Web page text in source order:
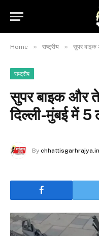
Home » राष्ट्रीय » सुपर बाइक
राष्ट्रीय
सुपर बाइक और
दिल्ली-मुंबई में 5
By chhattisgarhrajya.in